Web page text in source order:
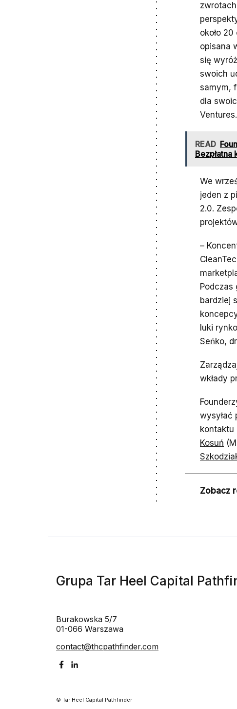
około
opisana
się
swoich
samym,
dla
Ventures.
READ
We
jeden z
2.0.
–
bardziej
luki
Seńko,
wkłady
wysyłać
kontaktu
Kosuń
Zobacz
Grupa Tar Heel Capital
Burakowska 5/7
01-066 Warszawa
contact@thcpathfinder.com
© Tar Heel Capital Pathfinder